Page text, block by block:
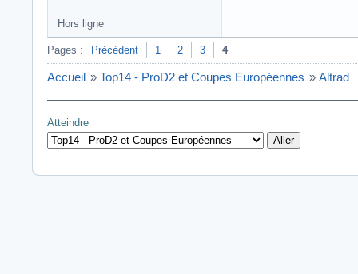
Hors ligne
Pages : Précédent 1 2 3 4
Accueil » Top14 - ProD2 et Coupes Européennes » Altrad
Atteindre